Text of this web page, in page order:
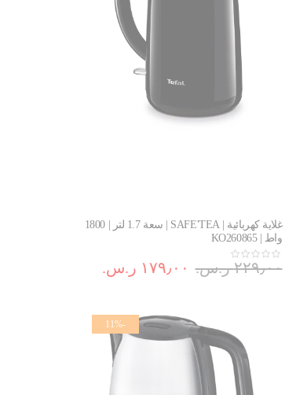
غلاية كهربائية | SAFE'TEA | سعة 1.7 لتر | 1800
واط | KO260865
١٧٩٫٠٠ ر.س.‏ ٢٢٩٫٠٠ ر.س.‏
-11%